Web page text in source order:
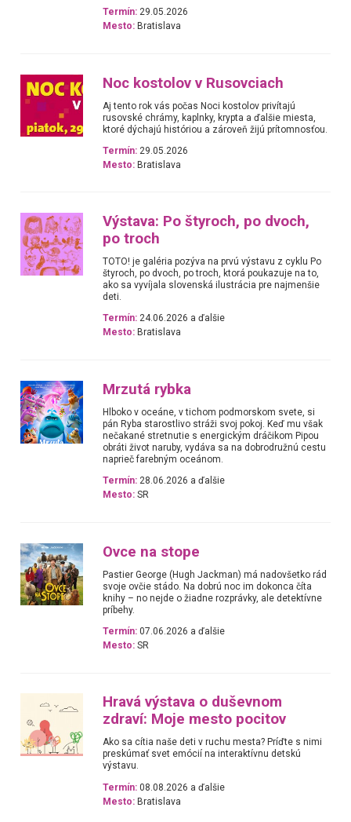
Termín: 29.05.2026
Mesto: Bratislava
Noc kostolov v Rusovciach
Aj tento rok vás počas Noci kostolov privítajú
rusovské chrámy, kaplnky, krypta a ďalšie miesta,
ktoré dýchajú históriou a zároveň žijú prítomnosťou.
Termín: 29.05.2026
Mesto: Bratislava
Výstava: Po štyroch, po dvoch,
po troch
TOTO! je galéria pozýva na prvú výstavu z cyklu Po
štyroch, po dvoch, po troch, ktorá poukazuje na to,
ako sa vyvíjala slovenská ilustrácia pre najmenšie
deti.
Termín: 24.06.2026 a ďalšie
Mesto: Bratislava
Mrzutá rybka
Hlboko v oceáne, v tichom podmorskom svete, si
pán Ryba starostlivo stráži svoj pokoj. Keď mu však
nečakané stretnutie s energickým dráčikom Pipou
obráti život naruby, vydáva sa na dobrodružnú cestu
naprieč farebným oceánom.
Termín: 28.06.2026 a ďalšie
Mesto: SR
Ovce na stope
Pastier George (Hugh Jackman) má nadovšetko rád
svoje ovčie stádo. Na dobrú noc im dokonca číta
knihy – no nejde o žiadne rozprávky, ale detektívne
príbehy.
Termín: 07.06.2026 a ďalšie
Mesto: SR
Hravá výstava o duševnom
zdraví: Moje mesto pocitov
Ako sa cítia naše deti v ruchu mesta? Príďte s nimi
preskúmať svet emócií na interaktívnu detskú
výstavu.
Termín: 08.08.2026 a ďalšie
Mesto: Bratislava